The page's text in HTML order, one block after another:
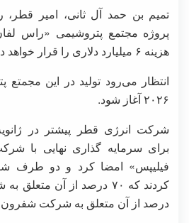
تمیم بن حمد آل ثانی، امیر قطر،
پروژه مجتمع پتروشیمی «راس
هزینه ۶ میلیارد دلاری را قرار خواهد داد.
انتظار می‌رود تولید در این مجمتع
۲۰۲۶ آغاز شود.
برای سرمایه گذاری نهایی با
فیلیپس» امضا کرد و دو طرف
درصد از آن متعلق به شرکت